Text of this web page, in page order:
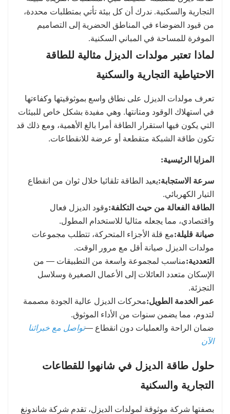
التجارية والسكنية. ندرك أن كل بيئة تأتي بمتطلبات محددة،
من قيود الضوضاء في المناطق الحضرية إلى التصاميم
الموفرة للمساحة في المباني السكنية.
لماذا تعتبر مولدات الديزل مثالية للطاقة
الاحتياطية التجارية والسكنية
تعرف مولدات الديزل على نطاق واسع بموثوقيتها وكفاءتها
في استهلاك الوقود ومتانتها. وهي مفيدة بشكل خاص للبيئات
التي يكون فيها استقرار الطاقة أمرا بالغ الأهمية، ومع ذلك قد
تكون طاقة الشبكة متقطعة أو عرضة للانقطاعات.
المزايا الرئيسية:
سرعة الاستجابة:يعيد الطاقة تلقائيا خلال ثوان من انقطاع
التيار الكهربائي.
الطاقة الفعالة من حيث التكلفة:وقود الديزل فعال
واقتصادي، مما يجعله مثاليا للاستخدام المطول.
صيانة قليلة:مع قلة الأجزاء المتحركة، تتطلب مجموعات
مولدات الديزل صيانة أقل مع مرور الوقت.
التعددية:مناسب لمجموعة واسعة من التطبيقات — من
الإسكان متعدد العائلات إلى الأعمال الصغيرة وسلاسل
التجزئة.
عمر الخدمة الطويل:محركات الديزل عالية الجودة مصممة
لتدوم، مما يضمن سنوات من الأداء الموثوق.
ضمان الراحة والعمليات دون انقطاع —تواصل مع خبرائنا
الآن
حلول طاقة الديزل في شانهوا للقطاعات
التجارية والسكنية
بصفتها شركة موثوقة لمولدات الديزل، تقدم شركة شاندونغ